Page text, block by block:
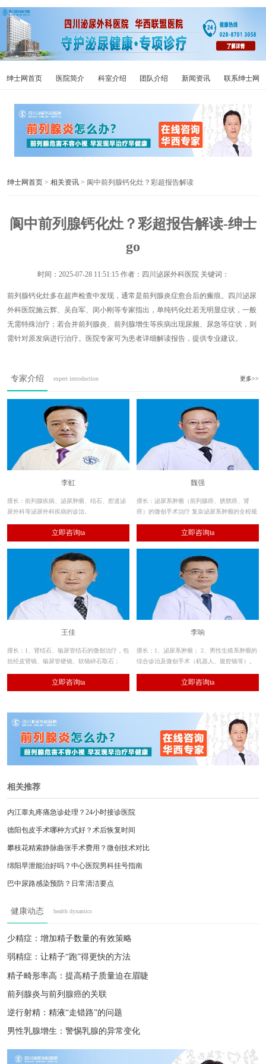
绅士网首页 医院简介 科室介绍 团队介绍 新闻资讯 联系绅士网
绅士网首页 > 相关资讯 > 阆中前列腺钙化灶？彩超报告解读
阆中前列腺钙化灶？彩超报告解读-绅士
go
时间： 2025-07-28 11:51:15作者：四川泌尿外科医院 关键词：
前列腺钙化灶多在超声检查中发现，通常是前列腺炎症愈合后的瘢痕。四川泌尿
外科医院施云辉、吴自军、闵小刚等专家指出，单纯钙化灶若无明显症状，一般
无需特殊治疗；若合并前列腺炎、前列腺增生等疾病出现尿频、尿急等症状，则
需针对原发病进行治疗。医院专家可为患者详细解读报告，提供专业建议。
专家介绍 expert introduction 更多>>
李虹
擅长：前列腺疾病、泌尿肿瘤、结石、腔道泌
尿外科等泌尿外科疾病的诊治。
立即咨询ta
魏强
擅长：泌尿系肿瘤（前列腺癌、膀胱癌、肾
癌）的微创手术治疗 复杂泌尿系肿瘤的全程规
等的激光及经尿道微创手术治疗）
立即咨询ta
王佳
擅长：1、肾结石、输尿管结石的微创治疗，包
括经皮肾镜、输尿管硬镜、软镜碎石取石；
立即咨询ta
李响
擅长：1、泌尿系肿瘤； 2、男性生殖系肿瘤的
综合诊治及微创手术（机器人、腹腔镜等）。
立即咨询ta
相关推荐
内江睾丸疼痛急诊处理？24小时接诊医院
德阳包皮手术哪种方式好？术后恢复时间
攀枝花精索静脉曲张手术费用？微创技术对比
绵阳早泄能治好吗？中心医院男科挂号指南
巴中尿路感染预防？日常清洁要点
遂宁阴茎珍珠疹危害？需要治疗吗
绵阳早泄行为训练？专业康复指导
崇州精液发黄怎么回事？需要检查吗
健康动态 health dynamics
少精症：增加精子数量的有效策略
弱精症：让精子“跑”得更快的方法
精子畸形率高：提高精子质量迫在眉睫
前列腺炎与前列腺癌的关联
逆行射精：精液“走错路”的问题
男性乳腺增生：警惕乳腺的异常变化